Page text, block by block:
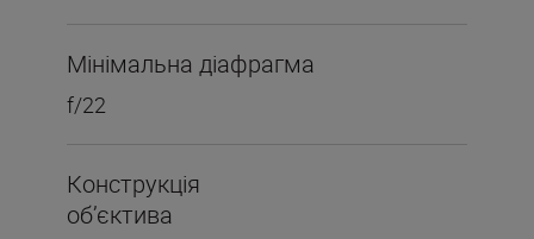
Мінімальна діафрагма
f/22
Конструкція
об’єктива